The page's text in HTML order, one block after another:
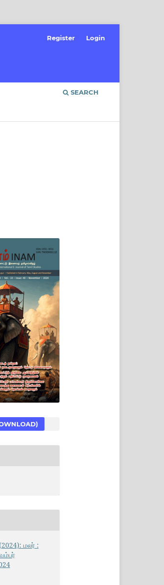
SEARCH
Register Login
மலர் :